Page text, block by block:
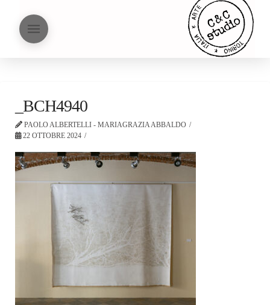
_BCH4940
PAOLO ALBERTELLI - MARIAGRAZIA ABBALDO
22 OTTOBRE 2024